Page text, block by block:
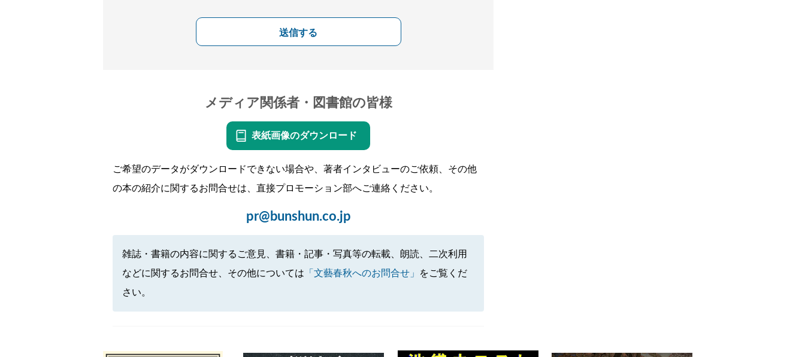
送信する
メディア関係者・図書館の皆様
表紙画像のダウンロード
ご希望のデータがダウンロードできない場合や、著者インタビューのご依頼、その他
の本の紹介に関するお問合せは、直接プロモーション部へご連絡ください。
pr@bunshun.co.jp
雑誌・書籍の内容に関するご意見、書籍・記事・写真等の転載、朗読、二次利用
などに関するお問合せ、その他については 「文藝春秋へのお問合せ」
をご覧くだ
さい。